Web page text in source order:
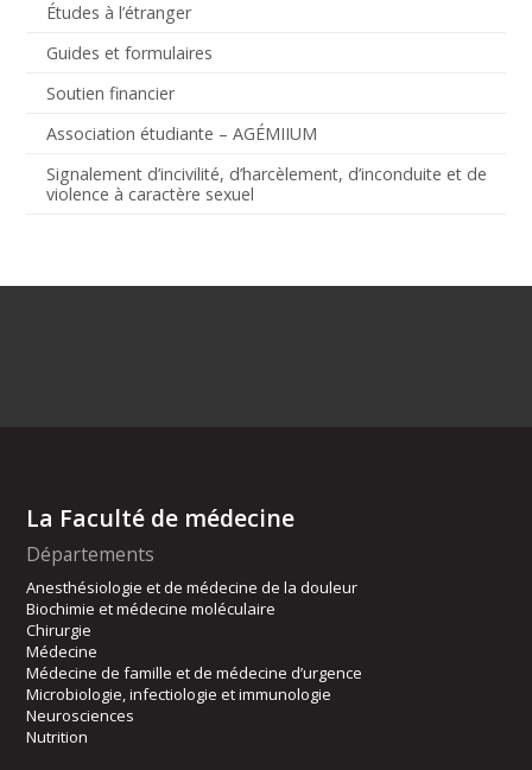
Études à l’étranger
Guides et formulaires
Soutien financier
Association étudiante – AGÉMIIUM
Signalement d’incivilité, d’harcèlement, d’inconduite et de
violence à caractère sexuel
La Faculté de médecine
Départements
Anesthésiologie et de médecine de la douleur
Biochimie et médecine moléculaire
Chirurgie
Médecine
Médecine de famille et de médecine d’urgence
Microbiologie, infectiologie et immunologie
Neurosciences
Nutrition